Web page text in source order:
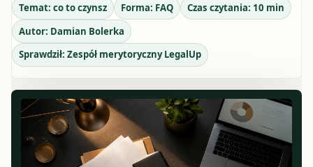
Temat: co to czynsz Forma: FAQ Czas czytania: 10 min
Autor: Damian Bolerka
Sprawdził: Zespół merytoryczny LegalUp